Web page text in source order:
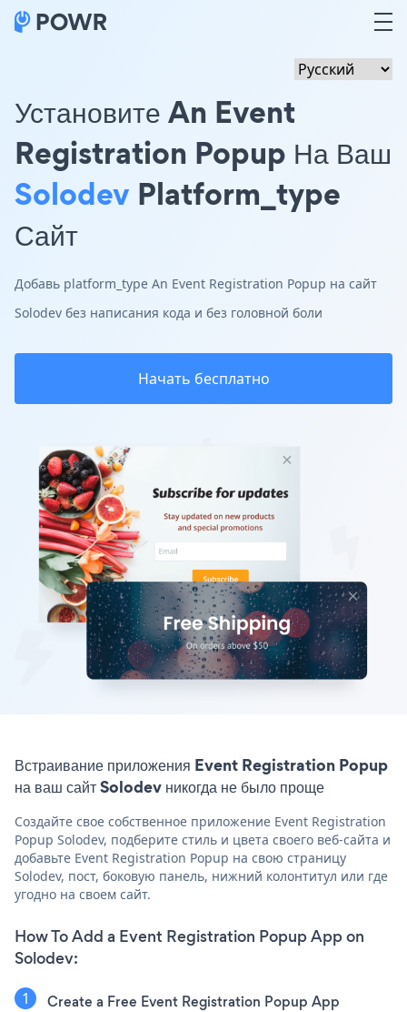
Установите An Event
Registration Popup На Ваш
Solodev Platform_type
Сайт
Добавь platform_type An Event Registration Popup на сайт
Solodev без написания кода и без головной боли
Начать бесплатно
Встраивание приложения Event Registration Popup
на ваш сайт Solodev никогда не было проще
Создайте свое собственное приложение Event Registration
Popup Solodev, подберите стиль и цвета своего веб-сайта и
добавьте Event Registration Popup на свою страницу
Solodev, пост, боковую панель, нижний колонтитул или где
угодно на своем сайт.
How To Add a Event Registration Popup App on
Solodev:
Create a Free Event Registration Popup App